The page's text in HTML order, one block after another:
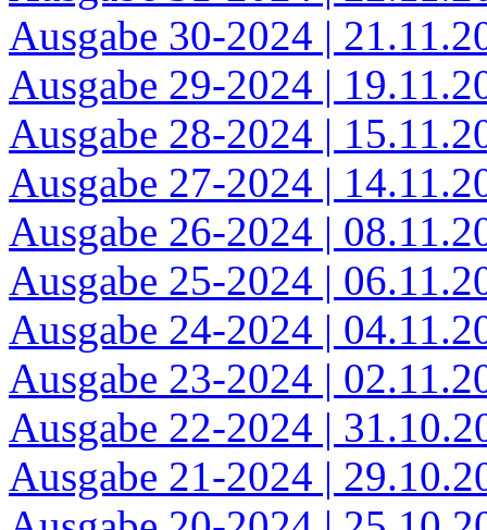
Ausgabe 30-2024 |
Ausgabe 29-2024 |
Ausgabe 28-2024 |
Ausgabe 27-2024 |
Ausgabe 26-2024 |
Ausgabe 25-2024 |
Ausgabe 24-2024 |
Ausgabe 23-2024 |
Ausgabe 22-2024 |
Ausgabe 21-2024 |